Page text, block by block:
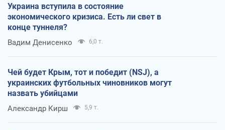
Украина вступила в состояние
экономического кризиса. Есть ли свет в
конце туннеля?
Вадим Денисенко 6,0 т.
Чей будет Крым, тот и победит (NSJ), а
украинских футбольных чиновников могут
назвать убийцами
Александр Кирш 5,9 т.